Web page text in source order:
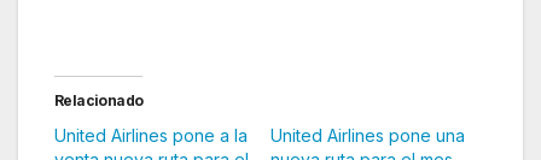
Relacionado
United Airlines pone a la
United Airlines pone una